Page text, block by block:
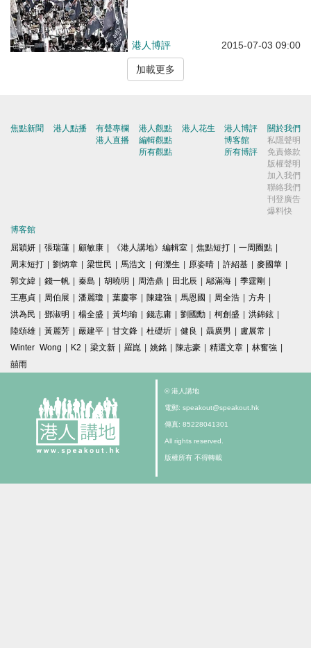
港人博評 2015-07-03 09:00
加載更多
焦點新聞 港人點播
有聲專欄
港人直播
港人觀點
編輯觀點
所有觀點
港人花生
港人博評
博客館
所有博評
關於我們
私隱聲明
免責條款
版權聲明
加入我們
聯絡我們
刊登廣告
爆料快
博客館
屈穎妍
張瑞蓮 顧敏康 《港人講地》編輯室 焦點短打 一周圈點
周末短打
劉炳章 梁世民 馬浩文 何濼生 原姿晴 許紹基 麥國華
郭文緯
錢一帆 秦島 胡曉明 周浩鼎 田北辰 鄔滿海 季霆剛
王惠貞
周伯展 潘麗瓊 葉慶寧 陳建強 馬恩國 周全浩 方舟
洪為民
鄧淑明 楊全盛 黃均瑜 錢志庸 劉國勳 柯創盛 洪錦鉉
陸頌雄
黃麗芳 嚴建平 甘文鋒 杜礎圻 健良 聶廣男 盧展常
Winter Wong
K2 梁文新 羅崑 姚銘 陳志豪 精選文章 林奮強
囍雨
© 港人講地
電郵: speakout@speakout.hk
傳真: 85228041301
All rights reserved.
版權所有 不得轉載